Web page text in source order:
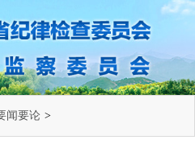
闻要论 >